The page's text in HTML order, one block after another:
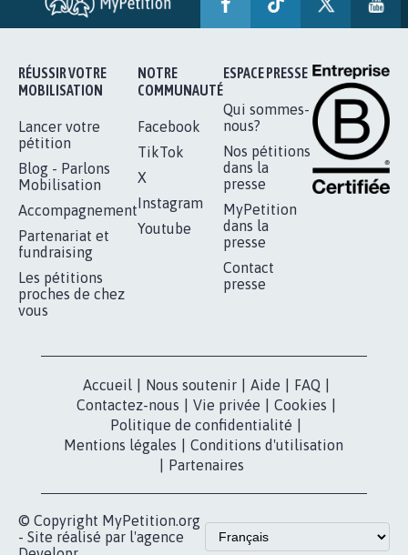
RÉUSSIR VOTRE
MOBILISATION
Lancer votre
pétition
Blog - Parlons
Mobilisation
Accompagnement
Partenariat et
fundraising
Les pétitions
proches de chez
vous
NOTRE
COMMUNAUTÉ
Facebook
TikTok
X
Instagram
Youtube
ESPACE PRESSE
Qui sommes-
nous?
Nos pétitions
dans la
presse
MyPetition
dans la
presse
Contact
presse
Accueil Nous soutenir Aide FAQ
Contactez-nous
Vie privée Cookies
Politique de confidentialité
Mentions légales
Conditions d'utilisation
Partenaires
© Copyright MyPetition.org
- Site réalisé par l'agence